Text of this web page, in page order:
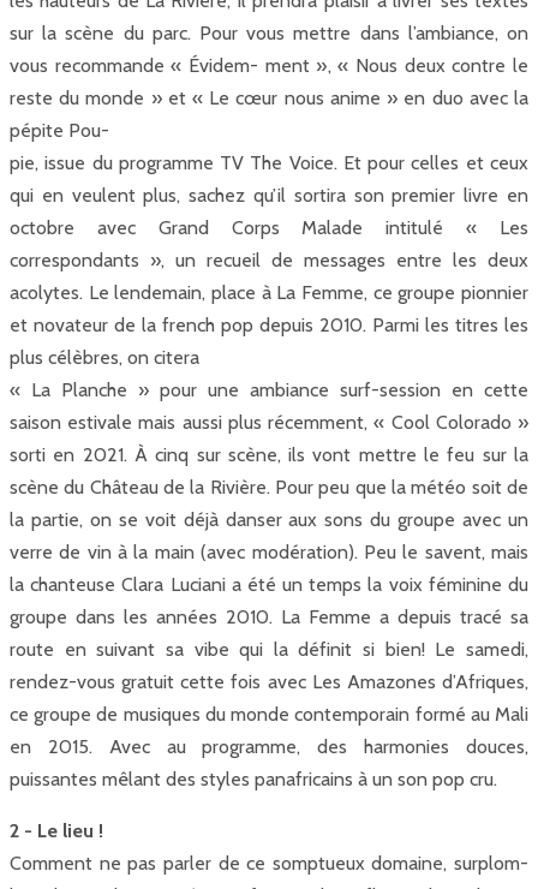
sur la scène du parc. Pour vous mettre dans l’ambiance, on
vous recommande « Évidem- ment », « Nous deux contre le
reste du monde » et « Le cœur nous anime » en duo avec la
pépite Pou-
pie, issue du programme TV The Voice. Et pour celles et ceux
qui en veulent plus, sachez qu’il sortira son premier livre en
octobre avec Grand Corps Malade intitulé « Les
correspondants », un recueil de messages entre les deux
acolytes. Le lendemain, place à La Femme, ce groupe pionnier
et novateur de la french pop depuis 2010. Parmi les titres les
plus célèbres, on citera
« La Planche » pour une ambiance surf-session en cette
saison estivale mais aussi plus récemment, « Cool Colorado »
sorti en 2021. À cinq sur scène, ils vont mettre le feu sur la
scène du Château de la Rivière. Pour peu que la météo soit de
la partie, on se voit déjà danser aux sons du groupe avec un
verre de vin à la main (avec modération). Peu le savent, mais
la chanteuse Clara Luciani a été un temps la voix féminine du
groupe dans les années 2010. La Femme a depuis tracé sa
route en suivant sa vibe qui la définit si bien! Le samedi,
rendez-vous gratuit cette fois avec Les Amazones d’Afriques,
ce groupe de musiques du monde contemporain formé au Mali
en 2015. Avec au programme, des harmonies douces,
puissantes mêlant des styles panafricains à un son pop cru.
2 - Le lieu !
Comment ne pas parler de ce somptueux domaine, surplom-